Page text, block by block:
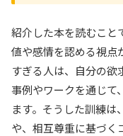
紹介した本を読むこと
値や感情を認める視点
すぎる人は、自分の
事例やワークを通じて
ます。そうした訓練
や、相互尊重に基づく